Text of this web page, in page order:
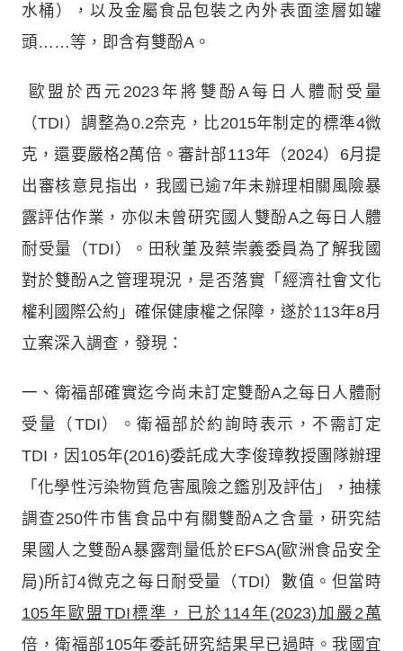
水桶），以及金屬食品包裝之內外表面塗層如罐
頭……等，即含有雙酚A。
歐盟於西元2023年將雙酚A每日人體耐受量
（TDI）調整為0.2奈克，比2015年制定的標準4微
克，還要嚴格2萬倍。審計部113年（2024）6月提
出審核意見指出，我國已逾7年未辦理相關風險暴
露評估作業，亦似未曾研究國人雙酚A之每日人體
耐受量（TDI）。田秋堇及蔡崇義委員為了解我國
對於雙酚A之管理現況，是否落實「經濟社會文化
權利國際公約」確保健康權之保障，遂於113年8月
立案深入調查，發現：
一、衛福部確實迄今尚未訂定雙酚A之每日人體耐
受量（TDI）。衛福部於約詢時表示，不需訂定
TDI，因105年(2016)委託成大李俊璋教授團隊辦理
「化學性污染物質危害風險之鑑別及評估」，抽樣
調查250件市售食品中有關雙酚A之含量，研究結
果國人之雙酚A暴露劑量低於EFSA(歐洲食品安全
局)所訂4微克之每日耐受量（TDI）數值。但當時
105年歐盟TDI標準，已於114年(2023)加嚴2萬
倍，衛福部105年委託研究結果早已過時。我國宜